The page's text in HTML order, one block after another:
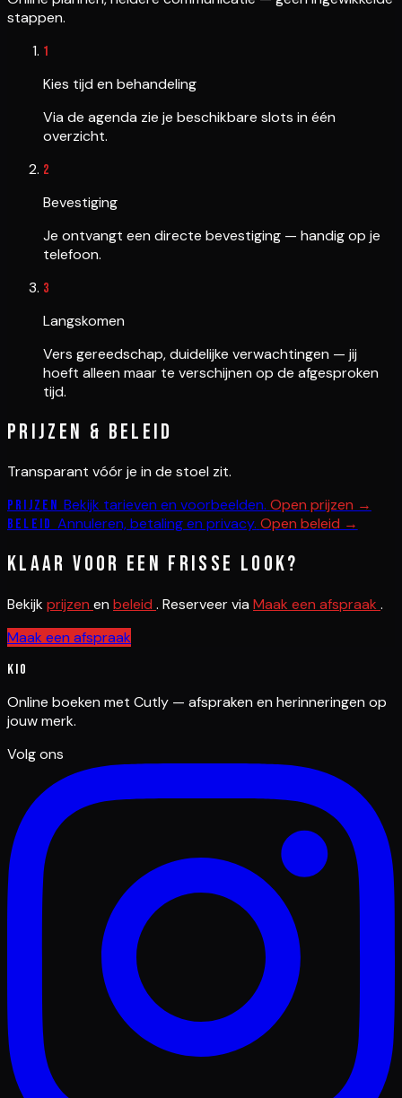
stappen.
1
Kies tijd en behandeling
Via de agenda zie je beschikbare slots in één
overzicht.
2
Bevestiging
Je ontvangt een directe bevestiging — handig op je
telefoon.
3
Langskomen
Vers gereedschap, duidelijke verwachtingen — jij
hoeft alleen maar te verschijnen op de afgesproken
tijd.
Prijzen & beleid
Transparant vóór je in de stoel zit.
Prijzen Bekijk tarieven en voorbeelden. Open prijzen →
Beleid Annuleren, betaling en privacy. Open beleid →
Klaar voor een frisse look?
Bekijkprijzen en beleid . Reserveer via Maak een afspraak .
Maak een afspraak
Kio
Online boeken met Cutly — afspraken en herinneringen op
jouw merk.
Volg ons